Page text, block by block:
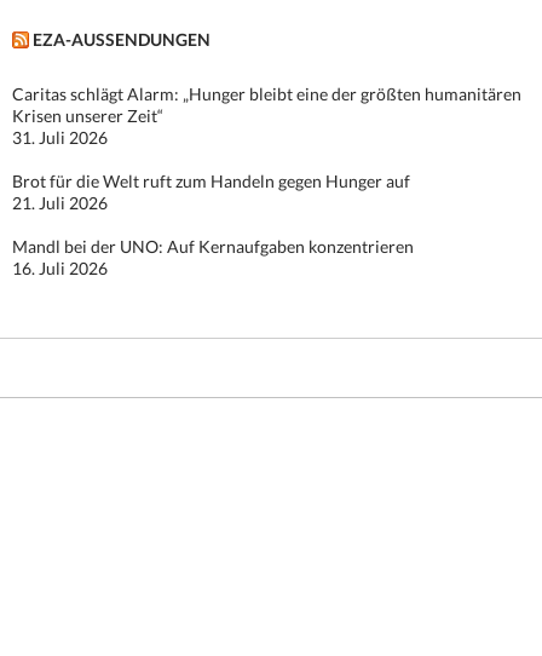
EZA-AUSSENDUNGEN
Caritas schlägt Alarm: „Hunger bleibt eine der größten humanitären
Krisen unserer Zeit“
31. Juli 2026
Brot für die Welt ruft zum Handeln gegen Hunger auf
21. Juli 2026
Mandl bei der UNO: Auf Kernaufgaben konzentrieren
16. Juli 2026